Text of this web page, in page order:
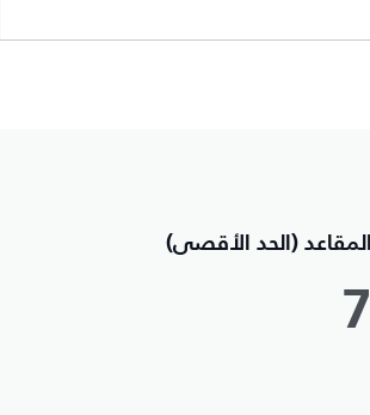
المقاعد (الحد الأقصى)
7